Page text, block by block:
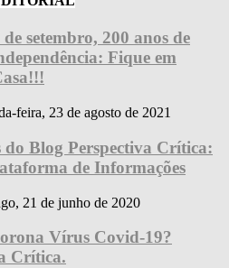
de setembro, 200 anos de
Fique em
feira, 23 de agosto de 2021
Blog Perspectiva Crítica:
de Informações
21 de junho de 2020
Vírus Covid-19?
Crítica.